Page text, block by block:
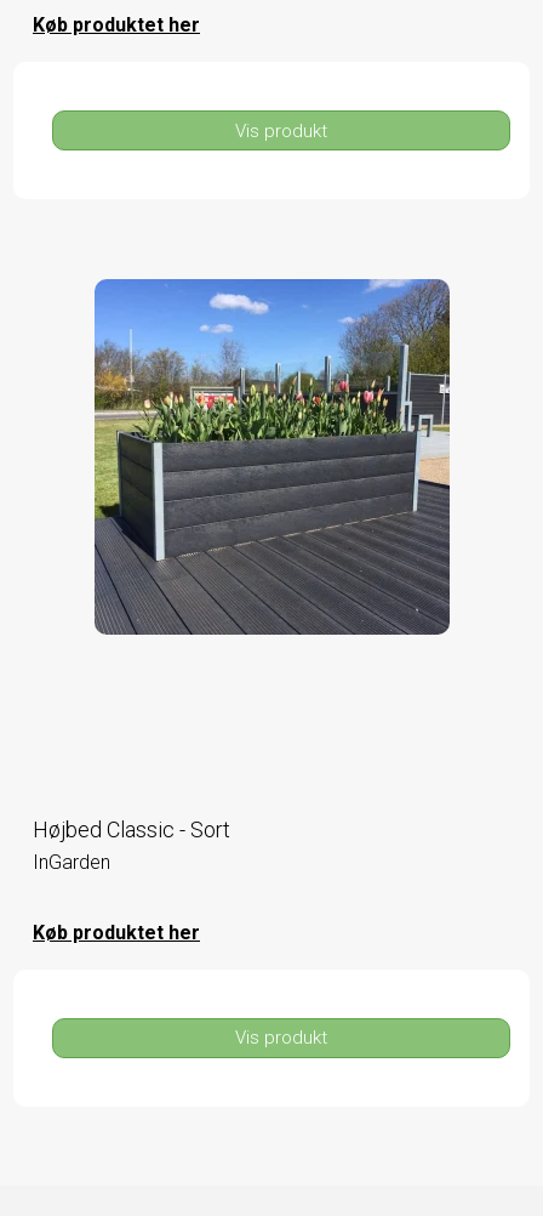
Køb produktet her
Vis produkt
Højbed Classic - Sort
InGarden
Køb produktet her
Vis produkt